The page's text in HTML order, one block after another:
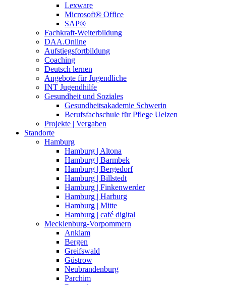
Lexware
Microsoft® Office
SAP®
Fachkraft-Weiterbildung
DAA.Online
Aufstiegsfortbildung
Coaching
Deutsch lernen
Angebote für Jugendliche
INT Jugendhilfe
Gesundheit und Soziales
Gesundheitsakademie Schwerin
Berufsfachschule für Pflege Uelzen
Projekte | Vergaben
Standorte
Hamburg
Hamburg | Altona
Hamburg | Barmbek
Hamburg | Bergedorf
Hamburg | Billstedt
Hamburg | Finkenwerder
Hamburg | Harburg
Hamburg | Mitte
Hamburg | café digital
Mecklenburg-Vorpommern
Anklam
Bergen
Greifswald
Güstrow
Neubrandenburg
Parchim